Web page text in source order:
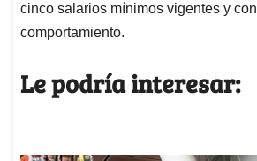
cinco salarios mínimos vigentes y
comportamiento.
Le podría interesar: